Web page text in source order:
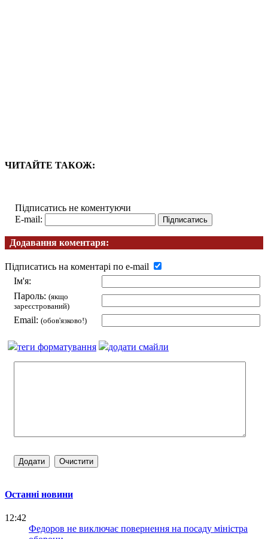
ЧИТАЙТЕ ТАКОЖ:
Підписатись не коментуючи
E-mail:
Додавання коментаря:
Підписатись на коментарі по e-mail
Ім'я:
Пароль: (якщо
зареєстрований)
Email: (обов'язково!)
теги форматування додати смайли
Останні новини
12:42
Федоров не виключає повернення на посаду міністра